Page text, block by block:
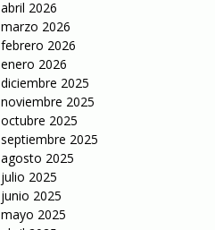
abril 2026
marzo 2026
febrero 2026
enero 2026
diciembre 2025
noviembre 2025
octubre 2025
septiembre 2025
agosto 2025
julio 2025
junio 2025
mayo 2025